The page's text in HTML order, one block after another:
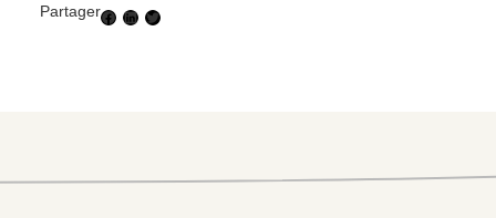
PartagerFacebook
LinkedIn
Twitter